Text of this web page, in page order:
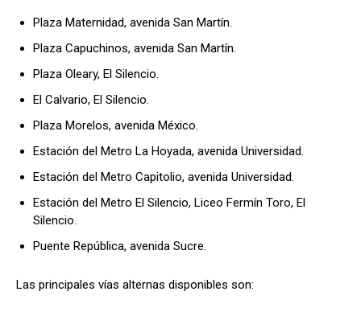
Plaza Maternidad, avenida San Martín.
Plaza Capuchinos, avenida San Martín.
Plaza Oleary, El Silencio.
El Calvario, El Silencio.
Plaza Morelos, avenida México.
Estación del Metro La Hoyada, avenida Universidad.
Estación del Metro Capitolio, avenida Universidad.
Estación del Metro El Silencio, Liceo Fermín Toro, El
Silencio.
Puente República, avenida Sucre.
Las principales vías alternas disponibles son: